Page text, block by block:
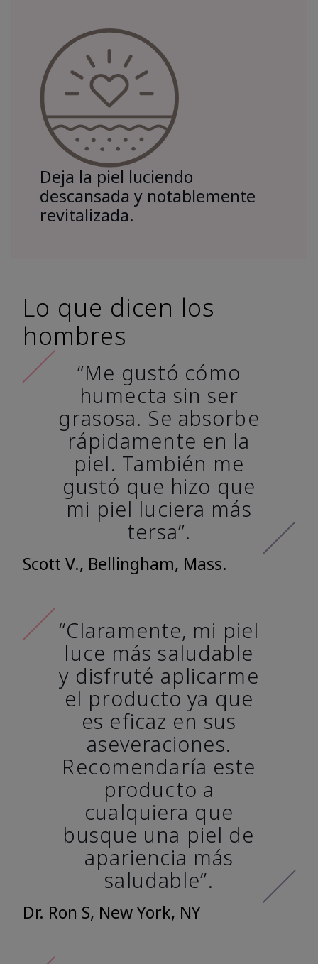
Deja la piel luciendo
descansada y notablemente
revitalizada.
Lo que dicen los
hombres
“Me gustó cómo
humecta sin ser
grasosa. Se absorbe
rápidamente en la
piel. También me
gustó que hizo que
mi piel luciera más
tersa”.
Scott V., Bellingham, Mass.
“Claramente, mi piel
luce más saludable
y disfruté aplicarme
el producto ya que
es eficaz en sus
aseveraciones.
Recomendaría este
producto a
cualquiera que
busque una piel de
apariencia más
saludable”.
Dr. Ron S, New York, NY